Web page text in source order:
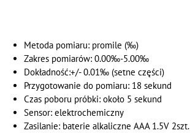
Metoda pomiaru: promile (‰)
Zakres pomiarów: 0.00‰-5.00‰
Dokładność:+/- 0.01‰ (setne części)
Przygotowanie do pomiaru: 18 sekund
Czas poboru próbki: około 5 sekund
Sensor: elektrochemiczny
Zasilanie: baterie alkaliczne AAA 1.5V 2szt.